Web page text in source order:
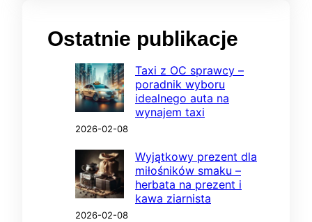
Ostatnie publikacje
Taxi z OC sprawcy –
poradnik wyboru
idealnego auta na
wynajem taxi
2026-02-08
Wyjątkowy prezent dla
miłośników smaku –
herbata na prezent i
kawa ziarnista
2026-02-08